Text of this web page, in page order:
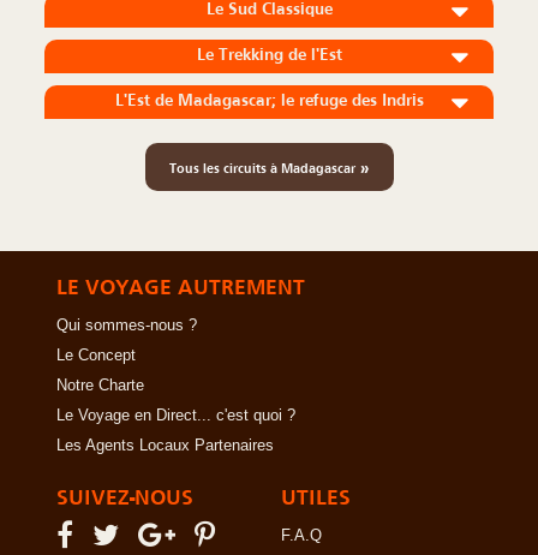
Le Sud Classique
Le Trekking de l'Est
L'Est de Madagascar; le refuge des Indris
Tous les circuits à Madagascar»
LE VOYAGE AUTREMENT
Qui sommes-nous ?
Le Concept
Notre Charte
Le Voyage en Direct... c'est quoi ?
Les Agents Locaux Partenaires
SUIVEZ-NOUS UTILES
F.A.Q